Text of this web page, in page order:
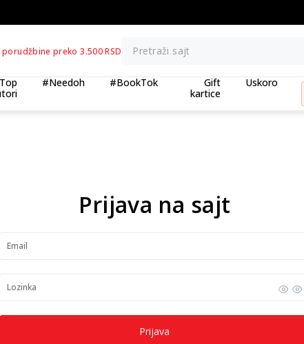
porudžbine preko 3.500 RSD Pretraži sajt
Top
#Needoh #BookTok
Gift
kartice
Uskoro
Prijava na sajt
Email
Lozinka
Prijava